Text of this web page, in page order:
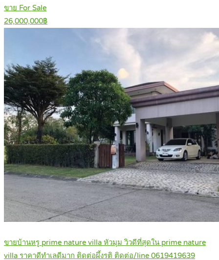
ขาย For Sale
26,000,000฿
ขายบ้านหรู prime nature villa หัวมุม วิวดีที่สุดใน prime nature
villa ราคาดีทำเลดีมาก ติดต่อผึ้งรติ ติดต่อ/line 0619419639